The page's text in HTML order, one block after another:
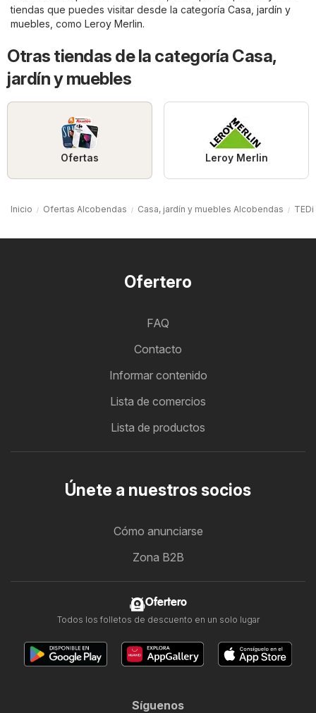
tiendas que puedes visitar desde la categoría Casa, jardín y
muebles , como Leroy Merlin.
Otras tiendas de la categoría Casa,
jardín y muebles
Ofertas Leroy Merlin
Inicio Ofertas Alcobendas Casa, jardín y muebles Alcobendas
Ofertero
FAQ
Contacto
Informar contenido
Lista de comercios
Lista de productos
Únete a nuestros socios
Cómo anunciarse
Zona B2B
Ofertero
Todos los folletos de descuento en un solo lugar
Síguenos